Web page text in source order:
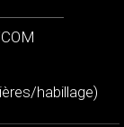
habillage)